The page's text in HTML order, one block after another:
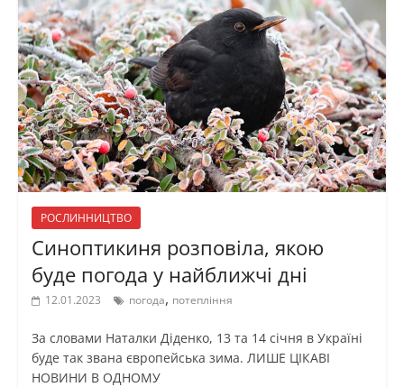
РОСЛИННИЦТВО
Синоптикиня розповіла, якою
буде погода у найближчі дні
12.01.2023 погода, потепління
За словами Наталки Діденко, 13 та 14 січня в Україні
буде так звана європейська зима. ЛИШЕ ЦІКАВІ
НОВИНИ В ОДНОМУ